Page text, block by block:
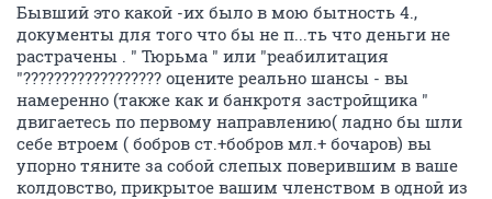
Бывший это какой -их было в мою бытность 4.,
документы для того что бы не п...ть что деньги не
растрачены . " Тюрьма " или "реабилитация
"?????????????????? оцените реально шансы - вы
намеренно (также как и банкротя застройщика "
двигаетесь по первому направлению( ладно бы шли
себе втроем ( бобров ст.+бобров мл.+ бочаров) вы
упорно тяните за собой слепых поверившим в ваше
колдовство, прикрытое вашим членством в одной из